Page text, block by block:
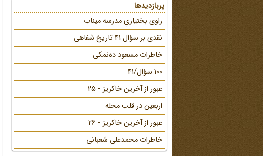
پربازدیدها
راوی بختیاریِ مدرسه میناب
نقدی بر سؤال 41 تاریخ شفاهی
خاطرات مسعود ده‌نمکی
100 سؤال/41
عبور از آخرین خاکریز - 25
اربعین در قلب محله
عبور از آخرین خاکریز - 26
خاطرات محمد‌علی شعبانی